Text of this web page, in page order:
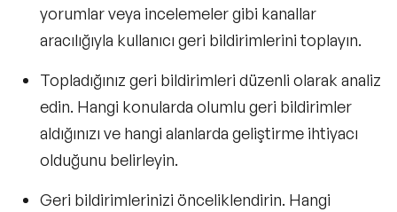
yorumlar veya incelemeler gibi kanallar
aracılığıyla kullanıcı geri bildirimlerini toplayın.
Topladığınız geri bildirimleri düzenli olarak analiz
edin. Hangi konularda olumlu geri bildirimler
aldığınızı ve hangi alanlarda geliştirme ihtiyacı
olduğunu belirleyin.
Geri bildirimlerinizi önceliklendirin. Hangi